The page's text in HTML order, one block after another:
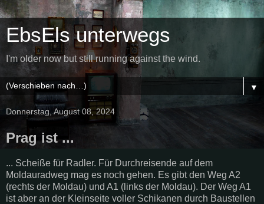
EbsEls unterwegs
I'm older now but still running against the wind.
▼
Donnerstag, August 08, 2024
Prag ist ...
... Scheiße für Radler. Für Durchreisende auf dem
Moldauradweg mag es noch gehen. Es gibt den Weg A2
(rechts der Moldau) und A1 (links der Moldau). Der Weg A1
ist aber an der Kleinseite voller Schikanen durch Baustellen